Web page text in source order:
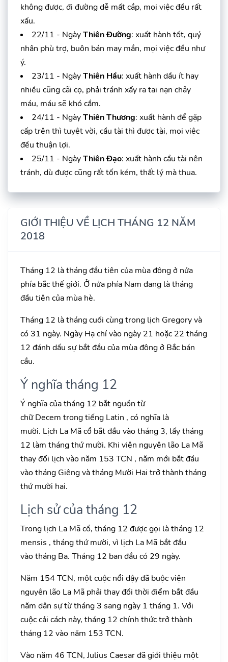
không được, đi đường dễ mất cắp, mọi việc đều rất
xấu.
22/11 - NgàyThiên Đường: xuất hành tốt, quý
nhân phù trợ, buôn bán may mắn, mọi việc đều như
ý.
23/11 - NgàyThiên Hầu: xuất hành dầu ít hay
nhiều cũng cãi cọ, phải tránh xẩy ra tai nạn chảy
máu, máu sẽ khó cầm.
24/11 - NgàyThiên Thương: xuất hành để gặp
cấp trên thì tuyệt vời, cầu tài thì được tài, mọi việc
đều thuận lợi.
25/11 - NgàyThiên Đạo: xuất hành cầu tài nên
tránh, dù được cũng rất tốn kém, thất lý mà thua.
GIỚI THIỆU VỀ LỊCH THÁNG 12 NĂM
2018
Tháng 12 là tháng đầu tiên của mùa đông ở nửa
phía bắc thế giới. Ở nửa phía Nam đang là tháng
đầu tiên của mùa hè.
Tháng 12 là tháng cuối cùng trong lịch Gregory và
có 31 ngày. Ngày Hạ chí vào ngày 21 hoặc 22 tháng
12 đánh dấu sự bắt đầu của mùa đông ở Bắc bán
cầu.
Ý nghĩa tháng 12
Ý nghĩa của tháng 12 bắt nguồn từ
chữ Decem trong tiếng Latin , có nghĩa là
mười. Lịch La Mã cổ bắt đầu vào tháng 3, lấy tháng
12 làm tháng thứ mười. Khi viện nguyên lão La Mã
thay đổi lịch vào năm 153 TCN , năm mới bắt đầu
vào tháng Giêng và tháng Mười Hai trở thành tháng
thứ mười hai.
Lịch sử của tháng 12
Trong lịch La Mã cổ, tháng 12 được gọi là tháng 12
mensis , tháng thứ mười, vì lịch La Mã bắt đầu
vào tháng Ba. Tháng 12 ban đầu có 29 ngày.
Năm 154 TCN, một cuộc nổi dậy đã buộc viện
nguyên lão La Mã phải thay đổi thời điểm bắt đầu
năm dân sự từ tháng 3 sang ngày 1 tháng 1. Với
cuộc cải cách này, tháng 12 chính thức trở thành
tháng 12 vào năm 153 TCN.
Vào năm 46 TCN, Julius Caesar đã giới thiệu một